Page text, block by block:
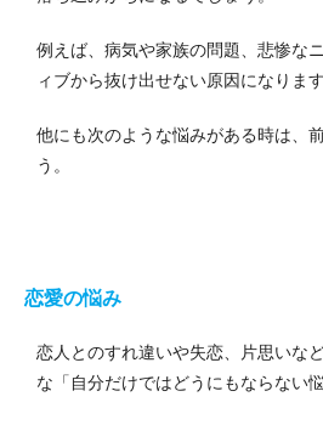
例えば、病気や家族の問題、悲惨な
ィブから抜け出せない原因になります
他にも次のような悩みがある時は、
う。
恋愛の悩み
恋人とのすれ違いや失恋、片思いな
な「自分だけではどうにもならない悩